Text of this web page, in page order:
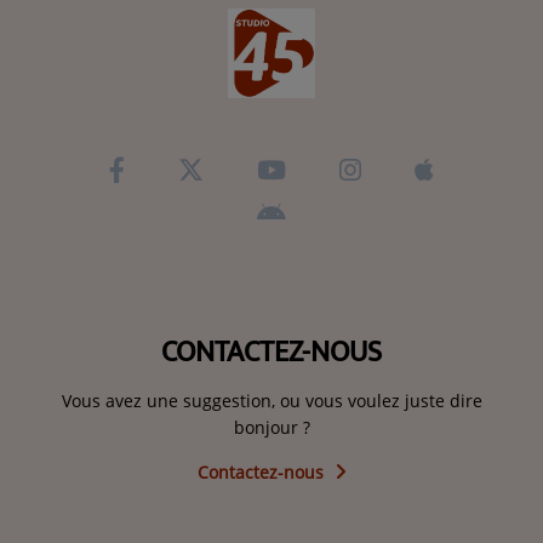
CONTACTEZ-NOUS
Vous avez une suggestion, ou vous voulez juste dire
bonjour ?
Contactez-nous